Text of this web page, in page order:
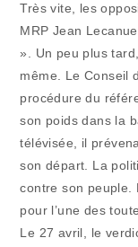
Très vite, les
MRP Jean
». Un peu plus
même. Le Conseil
procédure du
son poids dans la
télévisée, il
son départ. La
contre son peuple.
pour l’une des
Le 27 avril, le